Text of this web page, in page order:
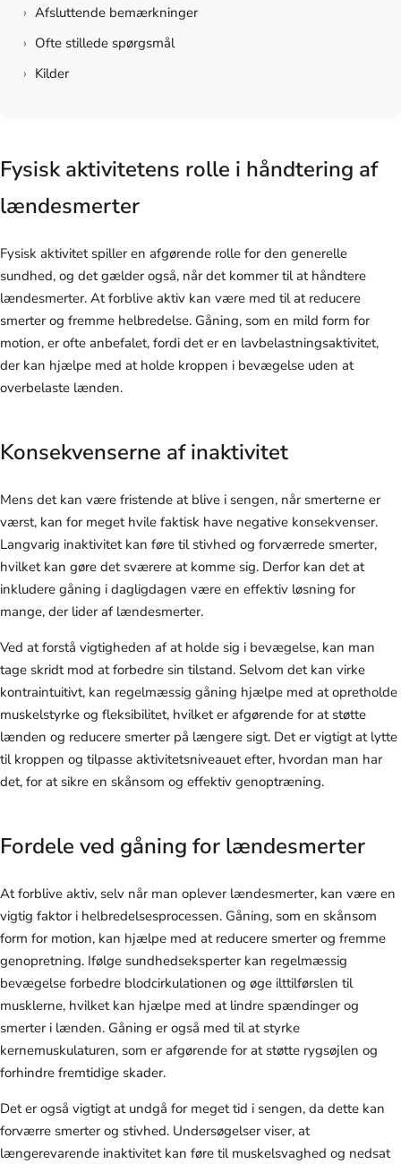
› Afsluttende bemærkninger
› Ofte stillede spørgsmål
› Kilder
Fysisk aktivitetens rolle i håndtering af
lændesmerter
Fysisk aktivitet spiller en afgørende rolle for den generelle
sundhed, og det gælder også, når det kommer til at håndtere
lændesmerter. At forblive aktiv kan være med til at reducere
smerter og fremme helbredelse. Gåning, som en mild form for
motion, er ofte anbefalet, fordi det er en lavbelastningsaktivitet,
der kan hjælpe med at holde kroppen i bevægelse uden at
overbelaste lænden.
Konsekvenserne af inaktivitet
Mens det kan være fristende at blive i sengen, når smerterne er
værst, kan for meget hvile faktisk have negative konsekvenser.
Langvarig inaktivitet kan føre til stivhed og forværrede smerter,
hvilket kan gøre det sværere at komme sig. Derfor kan det at
inkludere gåning i dagligdagen være en effektiv løsning for
mange, der lider af lændesmerter.
Ved at forstå vigtigheden af at holde sig i bevægelse, kan man
tage skridt mod at forbedre sin tilstand. Selvom det kan virke
kontraintuitivt, kan regelmæssig gåning hjælpe med at opretholde
muskelstyrke og fleksibilitet, hvilket er afgørende for at støtte
lænden og reducere smerter på længere sigt. Det er vigtigt at lytte
til kroppen og tilpasse aktivitetsniveauet efter, hvordan man har
det, for at sikre en skånsom og effektiv genoptræning.
Fordele ved gåning for lændesmerter
At forblive aktiv, selv når man oplever lændesmerter, kan være en
vigtig faktor i helbredelsesprocessen. Gåning, som en skånsom
form for motion, kan hjælpe med at reducere smerter og fremme
genopretning. Ifølge sundhedseksperter kan regelmæssig
bevægelse forbedre blodcirkulationen og øge ilttilførslen til
musklerne, hvilket kan hjælpe med at lindre spændinger og
smerter i lænden. Gåning er også med til at styrke
kernemuskulaturen, som er afgørende for at støtte rygsøjlen og
forhindre fremtidige skader.
Det er også vigtigt at undgå for meget tid i sengen, da dette kan
forværre smerter og stivhed. Undersøgelser viser, at
længerevarende inaktivitet kan føre til muskelsvaghed og nedsat